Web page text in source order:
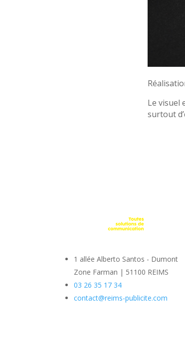
Le visuel
surtout
1 allée Alberto Santos - Dumont
Zone Farman | 51100 REIMS
03 26 35 17 34
contact@reims-publicite.com